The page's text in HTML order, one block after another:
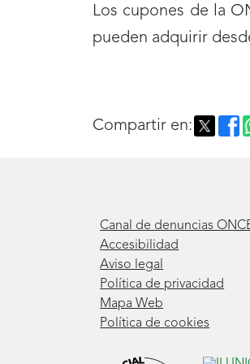
Los cupones de la
pueden adquirir
Compartir en:
Canal de denuncias
Accesibilidad
Aviso legal
Política de privacidad
Mapa Web
Política de cookies